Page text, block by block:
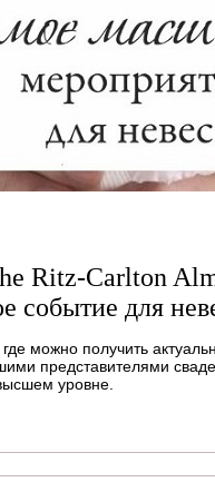
Ritz-Carlton
событие для
можно получить
представителями
уровне.